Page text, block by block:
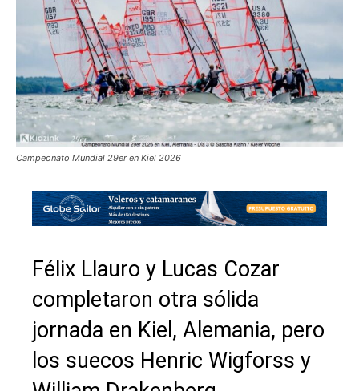
Campeonato Mundial 29er en Kiel 2026
Félix Llauro y Lucas Cozar
completaron otra sólida
jornada en Kiel, Alemania, pero
los suecos Henric Wigforss y